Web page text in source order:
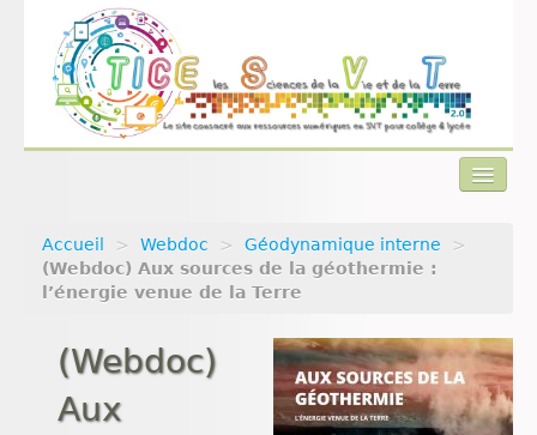
Actualités
Qui sommes-nous ?
Contact
Accueil > Webdoc > Géodynamique interne
>
(Webdoc) Aux sources de la géothermie :
l’énergie venue de la Terre
(Webdoc)
Aux